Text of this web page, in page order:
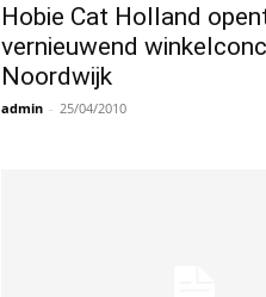
Hobie Cat Holland
vernieuwend
Noordwijk
admin - 25/04/2010